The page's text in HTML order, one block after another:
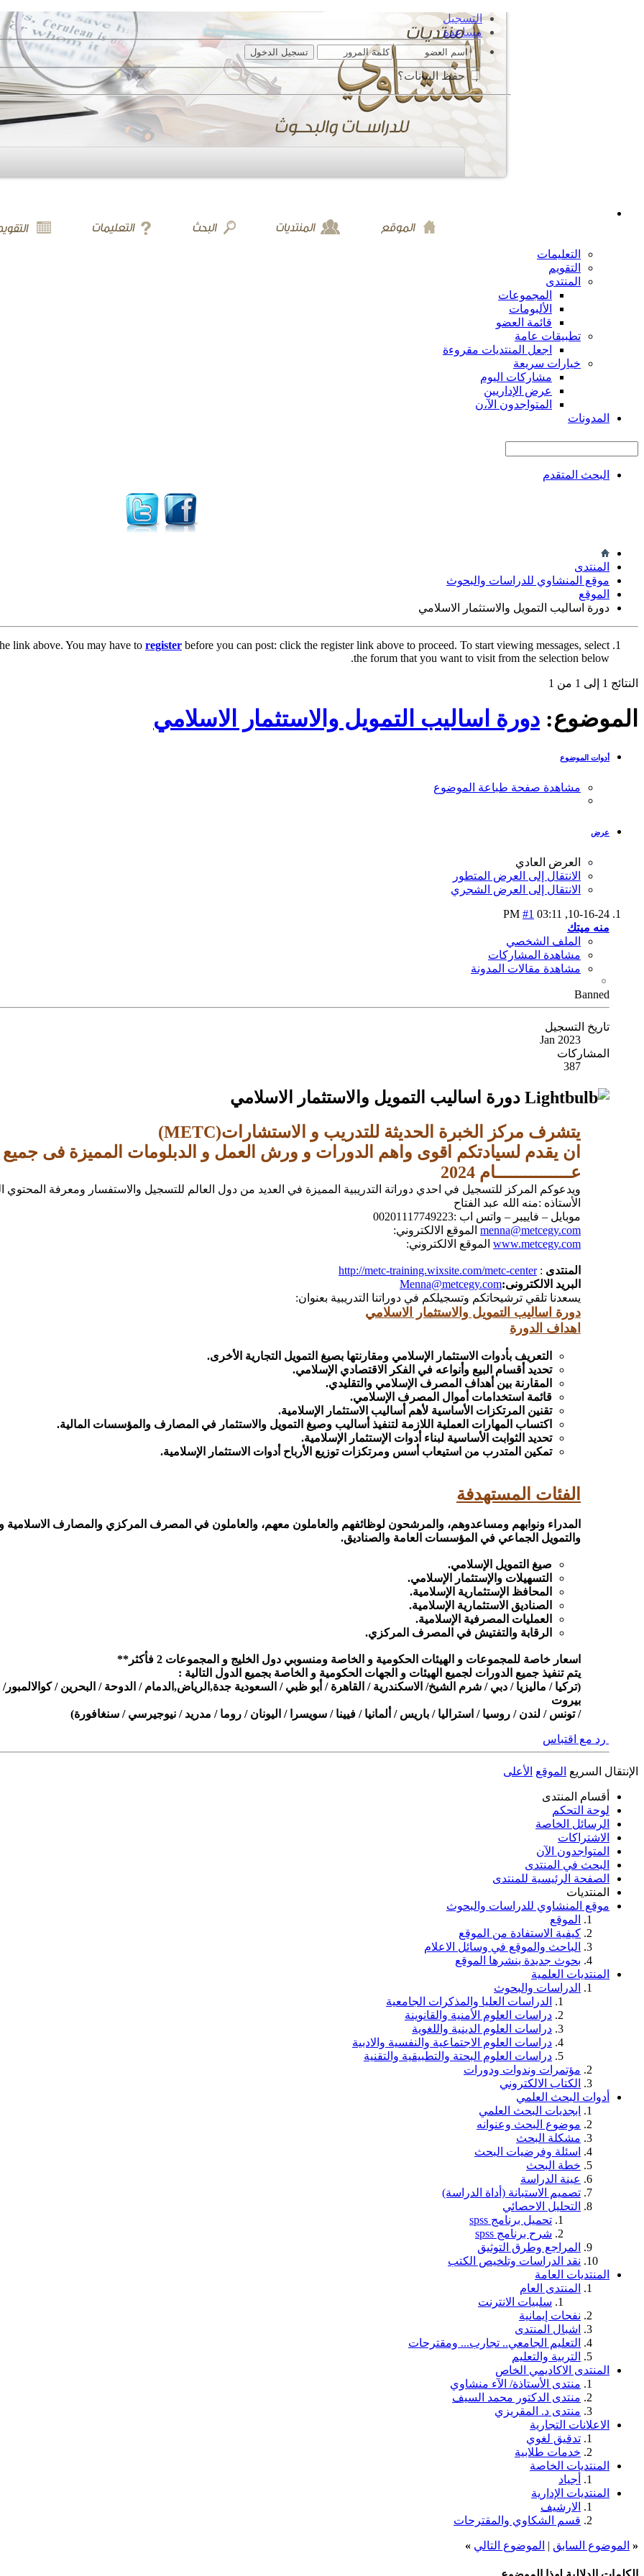
التسجيل
مساعدة
حفظ البيانات؟
التعليمات
التقويم
المنتدى
المجموعات
الألبومات
قائمة العضو
تطبيقات عامة
اجعل المنتديات مقروءة
خيارات سريعة
مشاركات اليوم
عرض الإداريين
المتواجدون الآ،ن
المدونات
البحث المتقدم
المنتدى
موقع المنشاوي للدراسات والبحوث
الموقع
دورة اساليب التمويل والاستثمار الاسلامي
link above. You may have to register before you can post: click the register link above to proceed. To start viewing messages, select
the forum that you want to visit from the selection below.
النتائج 1 إلى 1 من 1
الموضوع: دورة اساليب التمويل والاستثمار الاسلامي
أدوات الموضوع
مشاهدة صفحة طباعة الموضوع
عرض
العرض العادي
الانتقال إلى العرض المتطور
الانتقال إلى العرض الشجري
10-16-24,
03:11 PM
#1
منه ميتك
الملف الشخصي
مشاهدة المشاركات
مشاهدة مقالات المدونة
Banned
تاريخ التسجيل
Jan 2023
المشاركات
387
دورة اساليب التمويل والاستثمار الاسلامي
يتشرف مركز الخبرة الحديثة للتدريب و الاستشارات(METC)
ان يقدم لسيادتكم اقوى واهم الدورات و ورش العمل و الدبلومات المميزة فى جميع
عـــــــــــــــام 2024
ويدعوكم المركز للتسجيل في احدي دوراتة التدريبية المميزة في العديد من دول العالم للتسجيل والاستفسار ومعرفة المحتوي
الأستاذه :منه الله عبد الفتاح
موبايل – فاييبر – واتس اب :00201117749223
menna@metcegy.com الموقع الالكتروني:
www.metcegy.com الموقع الالكتروني:
المنتدى :
http://metc-training.wixsite.com/metc-center
البريد الالكترونى:
Menna@metcegy.com
يسعدنا تلقي ترشيحاتكم وتسجيلكم في دوراتنا التدريبية بعنوان:
دورة اساليب التمويل والاستثمار الاسلامي
اهداف الدورة
التعريف بأدوات الاستثمار الإسلامي ومقارنتها بصيغ التمويل التجارية الأخرى.
تحديد أقسام البيع وأنواعه في الفكر الاقتصادي الإسلامي.
المقارنة بين أهداف المصرف الإسلامي والتقليدي.
قائمة استخدامات أموال المصرف الإسلامي.
تقنين المرتكزات الأساسية لأهم أساليب الاستثمار الإسلامية.
اكتساب المهارات العملية اللازمة لتنفيذ أساليب وصيغ التمويل والاستثمار في المصارف والمؤسسات المالية.
تحديد الثوابت الأساسية لبناء أدوات الإستثمار الإسلامية.
تمكين المتدرب من استيعاب أسس ومرتكزات توزيع الأرباح أدوات الاستثمار الإسلامية.
الفئات المستهدفة
المدراء ونوابهم ومساعدوهم، والمرشحون لوظائفهم والعاملون معهم، والعاملون في المصرف المركزي والمصارف
والتمويل الجماعي في المؤسسات العامة والصناديق.
صيغ التمويل الإسلامي.
التسهيلات والإستثمار الإسلامي.
المحافظ الإستثمارية الإسلامية.
الصناديق الاستثمارية الإسلامية.
العمليات المصرفية الإسلامية.
الرقابة والتفتيش في المصرف المركزي.
اسعار خاصة للمجموعات و الهيئات الحكومية و الخاصة ومنسوبي دول الخليج و المجموعات 2 فأكثر
**
يتم تنفيذ جميع الدورات لجميع الهيئات و الجهات الحكومية و الخاصة بجميع الدول التالية :
(تركيا / ماليزيا / دبي / شرم الشيخ/ الاسكندرية/ القاهرة / أبو ظبي / السعودية جدة,الرياض,الدمام/ الدوحة / البحرين/
بيروت
/تونس / لندن / روسيا / استراليا / باريس / ألمانيا / فيينا / سويسرا / اليونان / روما / مدريد / نيوجيرسي / سنغافورة)
رد مع اقتباس
الإنتقال السريع الموقع الأعلى
أقسام المنتدى
لوحة التحكم
الرسائل الخاصة
الاشتراكات
المتواجدون الآن
البحث في المنتدى
الصفحة الرئيسية للمنتدى
المنتديات
موقع المنشاوي للدراسات والبحوث
الموقع
كيفية الاستفادة من الموقع
الباحث والموقع في وسائل الاعلام
بحوث جديدة ينشرها الموقع
المنتديات العلمية
الدراسات والبحوث
الدراسات العليا والمذكرات الجامعية
دراسات العلوم الأمنية والقانوينة
دراسات العلوم الدينية واللغوية
دراسات العلوم الاجتماعية والنفسية والادبية
دراسات العلوم البحتة والتطبيقية والتقنية
مؤتمرات وندوات ودورات
الكتاب الالكتروني
أدوات البحث العلمي
ابجديات البحث العلمي
موضوع البحث وعنوانه
مشكلة البحث
اسئلة وفرضيات البحث
خطة البحث
عينة الدراسة
تصميم الاستبانة (أداة الدراسة)
التحليل الاحصائي
تحميل برنامج spss
شرح برنامج spss
المراجع وطرق التوثيق
نقد الدراسات وتلخيص الكتب
المنتديات العامة
المنتدى العام
سلبيات الانترنت
نفحات إيمانية
اشبال المنتدى
التعليم الجامعي.. تجارب... ومقترحات
التربية والتعليم
المنتدى الاكاديمي الخاص
منتدى الأستاذة/ الآء منشاوي
منتدى الدكتور محمد السيف
منتدى د. المقريزي
الاعلانات التجارية
تدقيق لغوي
خدمات طلابية
المنتديات الخاصة
أجياد
المنتديات الإدارية
الارشيف
قسم الشكاوي والمقترحات
« الموضوع السابق | الموضوع التالي »